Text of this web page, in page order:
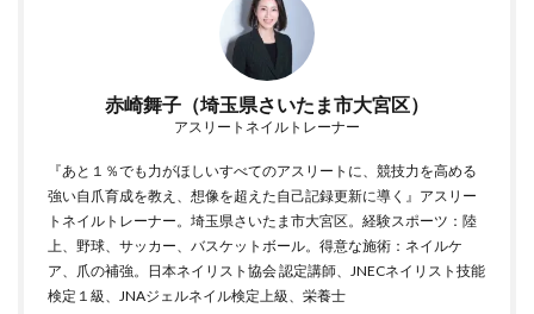
赤崎舞子（埼玉県さいたま市大宮区）
アスリートネイルトレーナー
『あと１％でも力がほしいすべてのアスリートに、競技力を高める
強い自爪育成を教え、想像を超えた自己記録更新に導く』アスリー
トネイルトレーナー。埼玉県さいたま市大宮区。経験スポーツ：陸
上、野球、サッカー、バスケットボール。得意な施術：ネイルケ
ア、爪の補強。日本ネイリスト協会 認定講師、JNECネイリスト技能
検定１級、JNAジェルネイル検定上級、栄養士